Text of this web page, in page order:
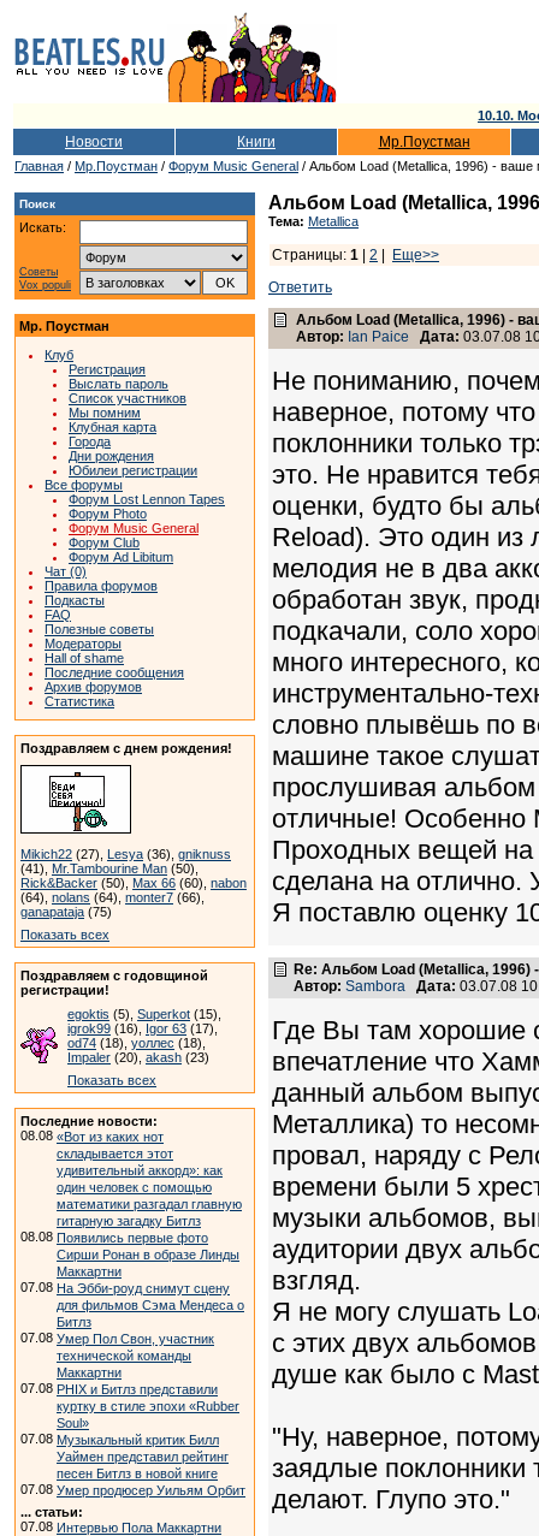
10.10.
Новости Книги Мр.Поустман
Главная / Мр.Поустман / Форум Music General / Альбом Load (Metallica, 1996) - ваше
Поиск
Искать:
Советы
Vox populi
Мр. Поустман
Клуб
Регистрация
Выслать пароль
Список участников
Мы помним
Клубная карта
Города
Дни рождения
Юбилеи регистрации
Все форумы
Форум Lost Lennon Tapes
Форум Photo
Форум Music General
Форум Club
Форум Ad Libitum
Чат (0)
Правила форумов
Подкасты
FAQ
Полезные советы
Модераторы
Hall of shame
Последние сообщения
Архив форумов
Статистика
Поздравляем с днем рождения!
Mikich22 (27), Lesya (36), gniknuss
(41), Mr.Tambourine Man (50),
Rick&Backer (50), Max 66 (60), nabon
(64), nolans (64), monter7 (66),
ganapataja (75)
Показать всех
Поздравляем с годовщиной
регистрации!
egoktis (5), Superkot (15),
igrok99 (16), Igor 63 (17),
od74 (18), уоллес (18),
Impaler (20), akash (23)
Показать всех
Последние новости:
08.08 «Вот из каких нот
складывается этот
удивительный аккорд»: как
один человек с помощью
математики разгадал главную
гитарную загадку Битлз
08.08 Появились первые фото
Сирши Ронан в образе Линды
Маккартни
07.08 На Эбби-роуд снимут сцену
для фильмов Сэма Мендеса о
Битлз
07.08 Умер Пол Свон, участник
технической команды
Маккартни
07.08 PHIX и Битлз представили
куртку в стиле эпохи «Rubber
Soul»
07.08 Музыкальный критик Билл
Уаймен представил рейтинг
песен Битлз в новой книге
07.08 Умер продюсер Уильям Орбит
... статьи:
07.08 Интервью Пола Маккартни
Альбом Load (Metallica,
Тема: Metallica
Страницы: 1 2
Еще>>
Ответить
Альбом Load (Metallica, 1996) -
Автор: Ian Paice Дата: 03.07.08
Не пониманию,
наверное, потому
поклонники только
это. Не нравится
оценки, будто бы
Reload). Это один
мелодия не в два
обработан звук,
подкачали, соло
много интересного,
инструментально-
словно плывёшь по
машине такое
прослушивая
отличные! Особенно
Проходных вещей
сделана на
Я поставлю оценку
Re: Альбом Load (Metallica, 1996)
Автор: Sambora Дата: 03.07.08
Где Вы там хорошие
впечатление что
данный альбом
Металлика) то
провал, наряду с
времени были 5
музыки альбомов,
аудитории двух
взгляд.
Я не могу слушать
с этих двух
душе как было с
"Ну, наверное,
заядлые поклонники
делают. Глупо это."